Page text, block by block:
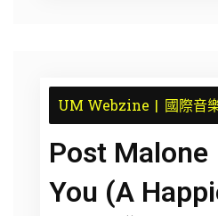
UM Webzine 國際音
Post Malone
You (A